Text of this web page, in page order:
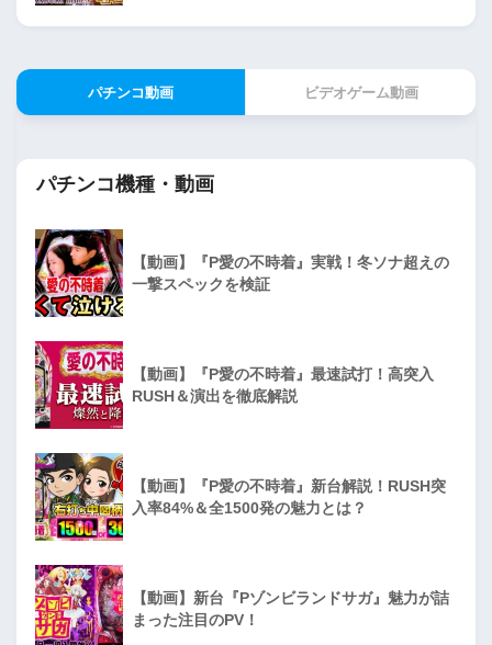
パチンコ動画 ビデオゲーム動画
パチンコ機種・動画
【動画】『P愛の不時着』実戦！冬ソナ超えの
一撃スペックを検証
【動画】『P愛の不時着』最速試打！高突入
RUSH＆演出を徹底解説
【動画】『P愛の不時着』新台解説！RUSH突
入率84%＆全1500発の魅力とは？
【動画】新台『Pゾンビランドサガ』魅力が詰
まった注目のPV！